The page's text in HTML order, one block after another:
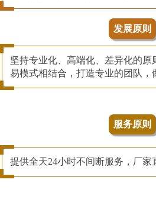
发展原则
坚持专业化、高端化、差异化的原
易模式相结合，打造专业的团队，
服务原则
提供全天24小时不间断服务，厂家